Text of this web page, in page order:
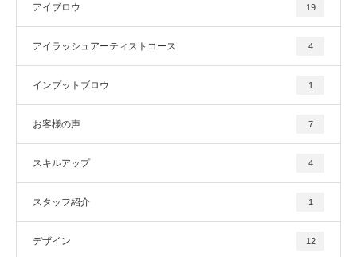
アイブロウ 19
アイラッシュアーティストコース 4
インプットブロウ 1
お客様の声 7
スキルアップ 4
スタッフ紹介 1
デザイン 12